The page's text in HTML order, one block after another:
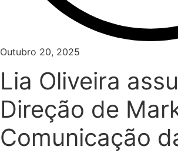
Outubro 20, 2025
Lia Oliveira
Direção de
Comunicação